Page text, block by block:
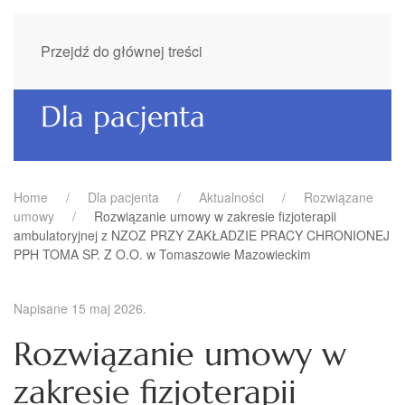
Przejdź do głównej treści
Dla pacjenta
Home Dla pacjenta Aktualności
Rozwiązane
umowy
Rozwiązanie umowy w zakresie fizjoterapii
ambulatoryjnej z NZOZ PRZY ZAKŁADZIE PRACY CHRONIONEJ
PPH TOMA SP. Z O.O. w Tomaszowie Mazowieckim
Napisane 15 maj 2026.
Rozwiązanie umowy w
zakresie fizjoterapii